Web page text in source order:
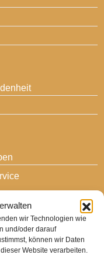
wir Technologien wie
und/oder darauf
können wir Daten
Website verarbeiten.